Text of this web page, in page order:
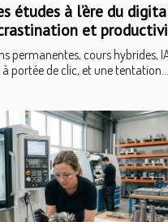
études à l’ère du
et
permanentes, cours hybrides,
portée de clic, et une tentation...